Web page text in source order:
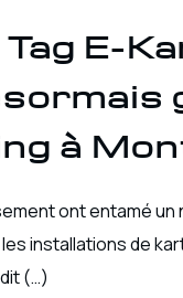
E-
à
ont entamé
installations de
(…)